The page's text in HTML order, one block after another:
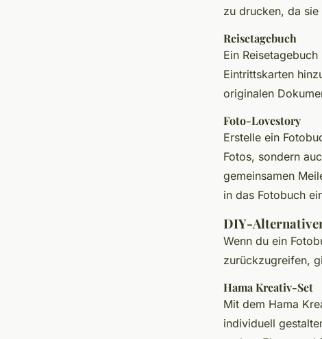
zu drucken, da
Reisetagebuch
Ein
Eintrittskarten
originalen
Foto-Lovestory
Erstelle ein
Fotos, sondern
gemeinsamen
in das Fotobuch
DIY-
Wenn du ein
zurückzugreifen,
Hama Kreativ-Set
Mit dem Hama
individuell